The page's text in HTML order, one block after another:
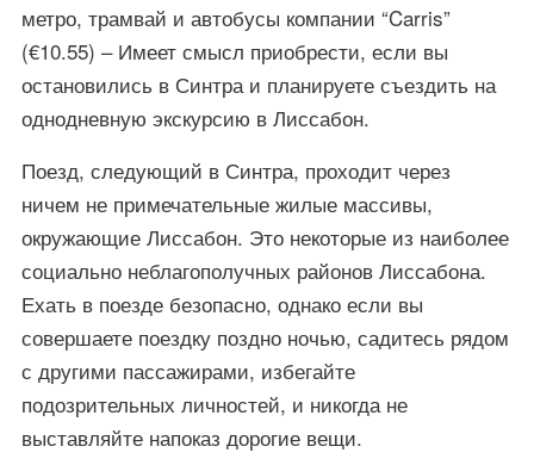
метро, трамвай и автобусы компании “Carris”
(€10.55) – Имеет смысл приобрести, если вы
остановились в Синтра и планируете съездить на
однодневную экскурсию в Лиссабон.
Поезд, следующий в Синтра, проходит через
ничем не примечательные жилые массивы,
окружающие Лиссабон. Это некоторые из наиболее
социально неблагополучных районов Лиссабона.
Ехать в поезде безопасно, однако если вы
совершаете поездку поздно ночью, садитесь рядом
с другими пассажирами, избегайте
подозрительных личностей, и никогда не
выставляйте напоказ дорогие вещи.